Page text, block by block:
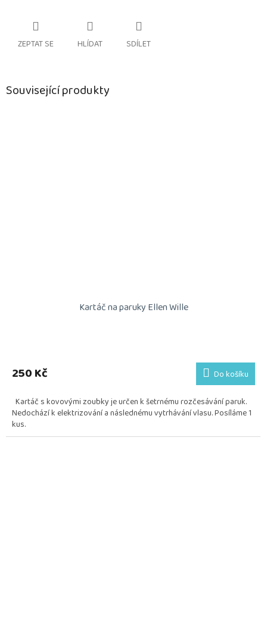
ZEPTAT SE HLÍDAT SDÍLET
Související produkty
Kartáč na paruky Ellen Wille
produktu
je
5
hvězdiček.
250 Kč Do košíku
Kartáč s kovovými zoubky je určen k šetrnému rozčesávání paruk.
Nedochází k elektrizování a následnému vytrhávání vlasu. Posíláme 1
kus.